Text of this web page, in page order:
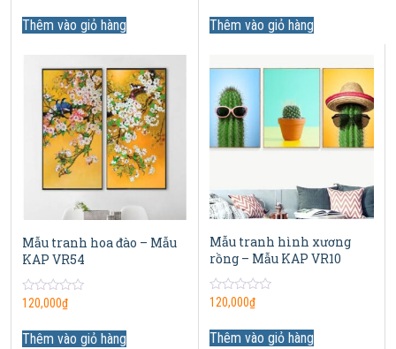
5
Thêm vào giỏ hàng
5
Thêm vào giỏ hàng
Mẫu tranh hoa đào – Mẫu
KAP VR54
0
5
120,000₫
Thêm vào giỏ hàng
Mẫu tranh hình xương
rồng – Mẫu KAP VR10
0
5
120,000₫
Thêm vào giỏ hàng